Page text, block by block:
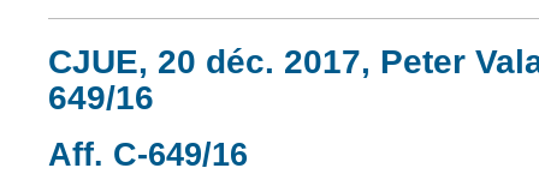
CJUE, 20 déc. 2017, Peter
649/16
Aff. C-649/16